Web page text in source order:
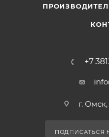
+7
г.
ПОДПИСАТЬСЯ